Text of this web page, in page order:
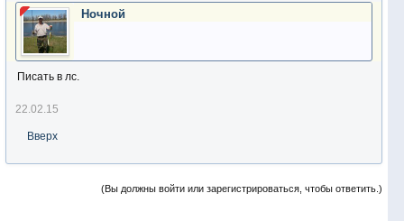
Ночной
Писать в лс.
22.02.15
Вверх
(Вы должны войти или зарегистрироваться, чтобы ответить.)